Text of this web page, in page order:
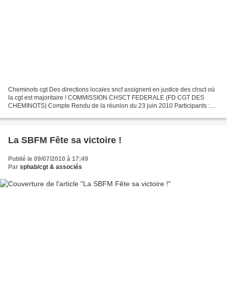
Cheminots cgt Des directions locales sncf assignent en justice des chsct où
la cgt est majoritaire ! COMMISSION CHSCT FEDERALE (FD CGT DES
CHEMINOTS) Compte Rendu de la réunion du 23 juin 2010 Participants :
La SBFM Fête sa victoire !
Publié le 09/07/2010 à 17:49
Par sphab/cgt & associés